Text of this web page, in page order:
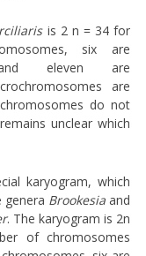
is 2 n = 34 for
six are
and eleven are
are
do not
unclear which
karyogram, which
Brookesia and
. The karyogram is 2n
of chromosomes